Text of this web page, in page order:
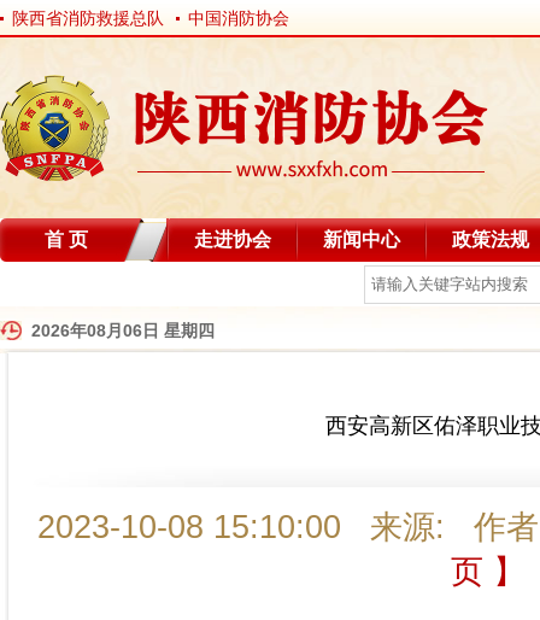
陕西省消防救援总队 中国消防协会
首 页 走进协会 新闻中心 政策法规
2026年08月06日 星期四
西安高新区佑泽职业
2023-10-08 15:10:00 来源: 作
页 】